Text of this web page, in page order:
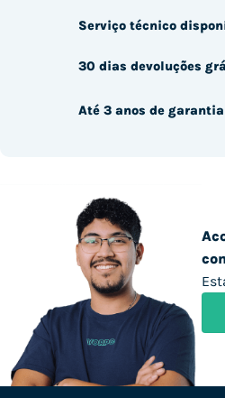
Serviço técnico
30 dias devoluções
Até 3 anos de garantia